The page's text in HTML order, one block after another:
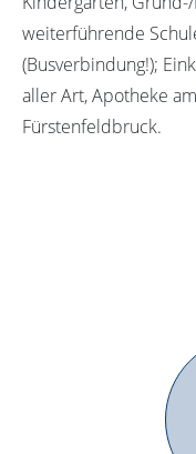
weiterführende
(Busverbindung!);
aller Art, Apotheke
Fürstenfeldbruck.